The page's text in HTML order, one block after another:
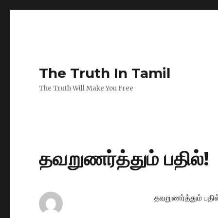
The Truth In Tamil
The Truth Will Make You Free
தவறுணர்த்தும் பதில்!
தவறுணர்த்தும்